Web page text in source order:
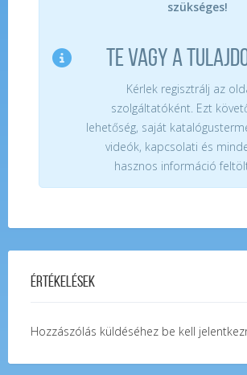
szükséges!
TE VAGY A
Kérlek regisztrálj az
szolgáltatóként. Ezt
lehetőség, saját
videók, kapcsolati és
hasznos információ
Értékelések
Hozzászólás küldéséhez be kell